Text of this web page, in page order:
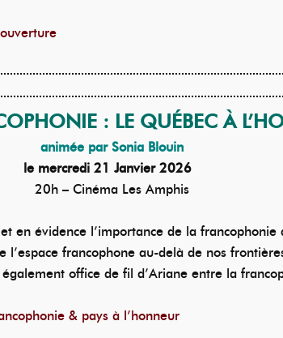
: LE QUÉBEC À
animée par Sonia Blouin
le mercredi 21 Janvier 2026
20h – Cinéma Les Amphis
en évidence l’importance de la
l’espace francophone au-delà de nos
office de fil d’Ariane entre la
& pays à l’honneur